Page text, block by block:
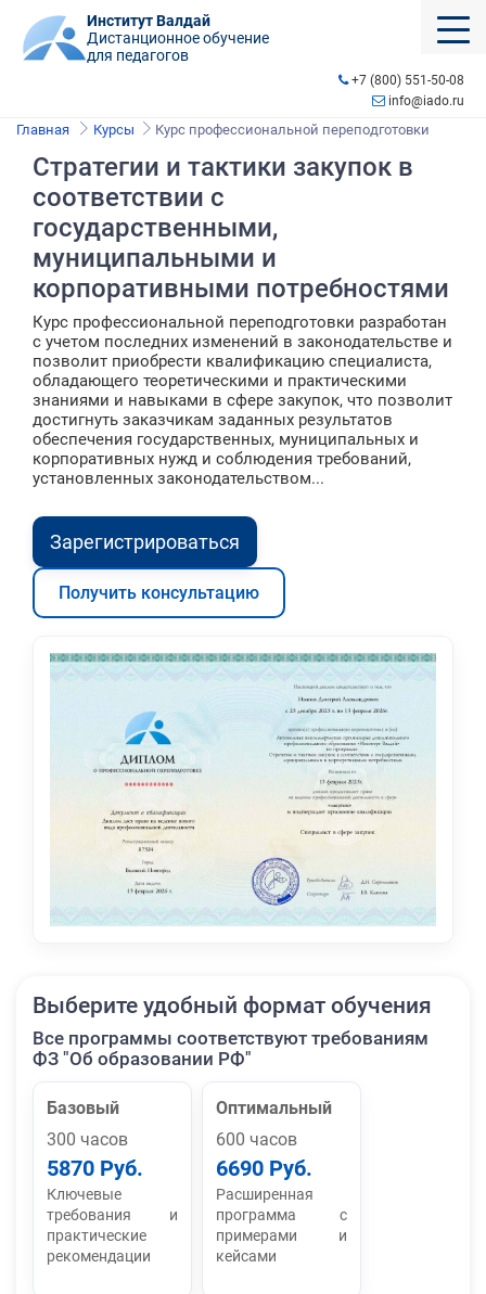
Институт Валдай
Дистанционное обучение
для педагогов
+7 (800) 551-50-08
info@iado.ru
Главная Курсы Курс профессиональной переподготовки
Стратегии и тактики закупок в
соответствии с
государственными,
муниципальными и
корпоративными потребностями
Курс профессиональной переподготовки разработан
с учетом последних изменений в законодательстве и
позволит приобрести квалификацию специалиста,
обладающего теоретическими и практическими
знаниями и навыками в сфере закупок, что позволит
достигнуть заказчикам заданных результатов
обеспечения государственных, муниципальных и
корпоративных нужд и соблюдения требований,
установленных законодательством...
Зарегистрироваться
Получить консультацию
Выберите удобный формат обучения
Все программы соответствуют требованиям
ФЗ "Об образовании РФ"
Базовый
300 часов
5870 Руб.
Ключевые
требования и
практические
рекомендации
Оптимальный
600 часов
6690 Руб.
Расширенная
программа с
примерами и
кейсами